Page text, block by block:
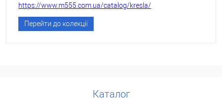
https://www.m555.com.ua/catalog/kresla/
Перейти до колекції
Каталог